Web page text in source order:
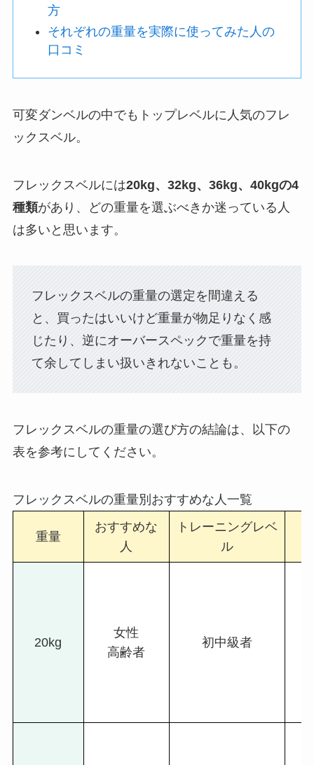
方
それぞれの重量を実際に使ってみた人の
口コミ
可変ダンベルの中でもトップレベルに人気のフレ
ックスベル。
フレックスベルには20kg、32kg、36kg、 40kgの4
種類があり、どの重量を選ぶべきか迷っている人
は多いと思います。
フレックスベルの重量の選定を間違える
と、買ったはいいけど重量が物足りなく感
じたり、逆にオーバースペックで重量を持
て余してしまい扱いきれないことも。
フレックスベルの重量の選び方の結論は、以下の
表を参考にしてください。
フレックスベルの重量別おすすめな人一覧
重量
おすすめな
人
トレーニングレベ
ル
20kg
女性
高齢者
初中級者